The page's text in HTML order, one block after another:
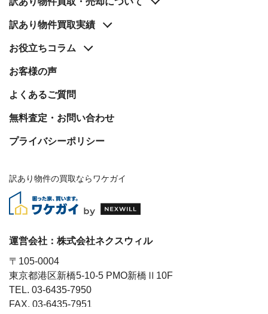
訳あり物件買取実績
お役立ちコラム
お客様の声
よくあるご質問
無料査定・お問い合わせ
プライバシーポリシー
訳あり物件の買取ならワケガイ
運営会社： 株式会社ネクスウィル
〒105-0004
東京都港区新橋5-10-5 PMO新橋Ⅱ10F
TEL. 03-6435-7950
FAX. 03-6435-7951